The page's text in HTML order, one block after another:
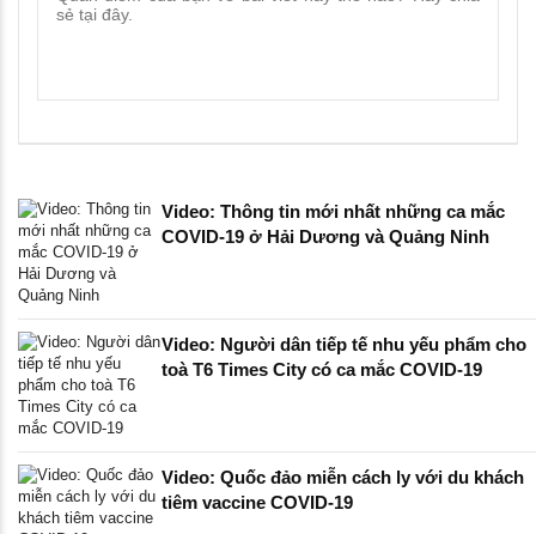
Video: Thông tin mới nhất những ca mắc
COVID-19 ở Hải Dương và Quảng Ninh
Video: Người dân tiếp tế nhu yếu phẩm cho
toà T6 Times City có ca mắc COVID-19
Video: Quốc đảo miễn cách ly với du khách
tiêm vaccine COVID-19